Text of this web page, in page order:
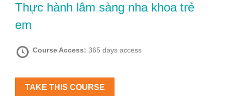
Thực hành lâm sàng nha khoa trẻ
em
Course Access: 365 days access
TAKE THIS COURSE